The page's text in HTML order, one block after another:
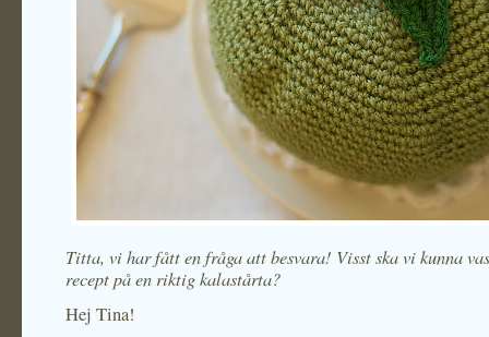
Titta, vi har fått en fråga att besvara! Visst ska vi kunna
recept på en riktig kalastårta?
Hej Tina!